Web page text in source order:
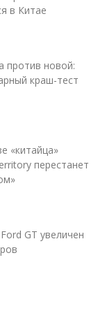
в Китае
против новой:
краш-тест
«китайца»
перестанет
GT увеличен